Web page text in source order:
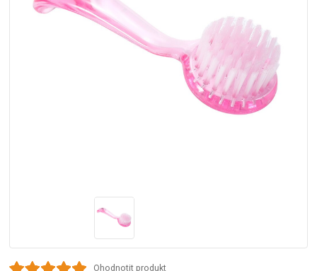
Ohodnotit produkt